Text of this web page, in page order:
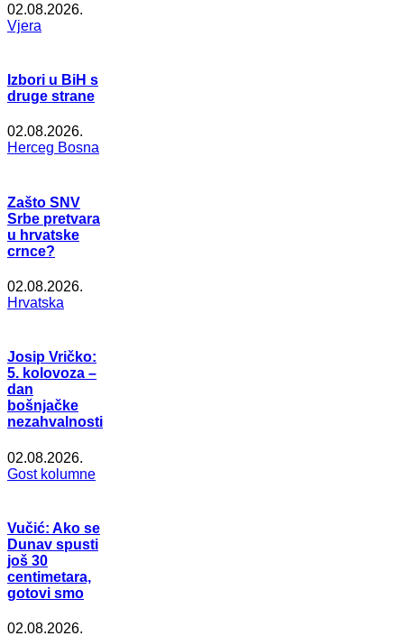
02.08.2026.
Vjera
Izbori u BiH s
druge strane
02.08.2026.
Herceg Bosna
Zašto SNV
Srbe pretvara
u hrvatske
crnce?
02.08.2026.
Hrvatska
Josip Vričko:
5. kolovoza –
dan
bošnjačke
nezahvalnosti
02.08.2026.
Gost kolumne
Vučić: Ako se
Dunav spusti
još 30
centimetara,
gotovi smo
02.08.2026.